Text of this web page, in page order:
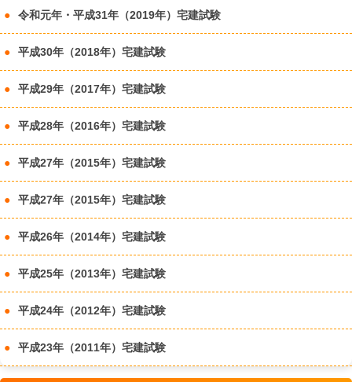
令和元年・平成31年（2019年）宅建試験
平成30年（2018年）宅建試験
平成29年（2017年）宅建試験
平成28年（2016年）宅建試験
平成27年（2015年）宅建試験
平成27年（2015年）宅建試験
平成26年（2014年）宅建試験
平成25年（2013年）宅建試験
平成24年（2012年）宅建試験
平成23年（2011年）宅建試験